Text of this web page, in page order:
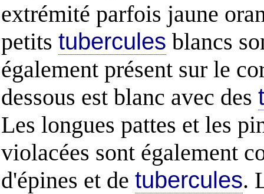
extrémité parfois jaune
petits tubercules blancs
également présent sur le
dessous est blanc avec des
Les longues pattes et les
violacées sont également
d'épines et de tubercules.